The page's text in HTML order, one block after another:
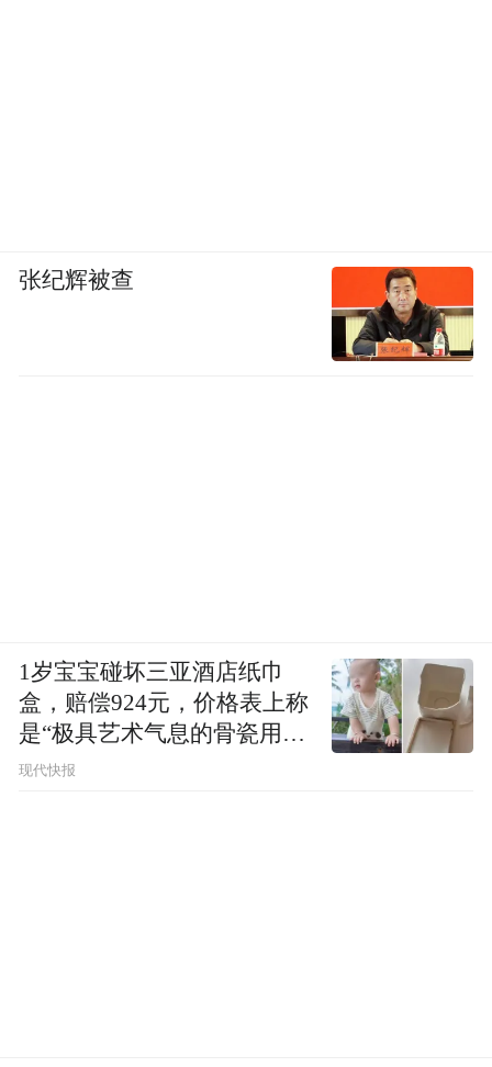
张纪辉被查
1岁宝宝碰坏三亚酒店纸巾
盒，赔偿924元，价格表上称
是“极具艺术气息的骨瓷用
品”
现代快报